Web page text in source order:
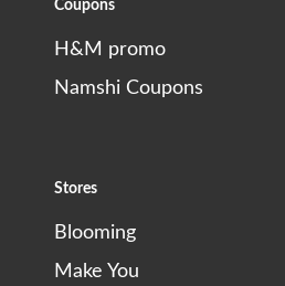
Coupons
H&M promo
Namshi Coupons
Stores
Blooming
Make You